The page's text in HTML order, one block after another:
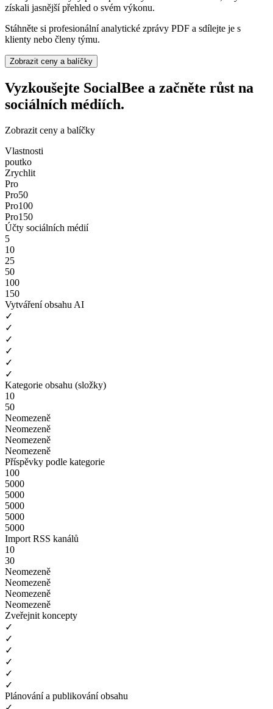
získali jasnější přehled o svém výkonu.
Stáhněte si profesionální analytické zprávy PDF a sdílejte je s
klienty nebo členy týmu.
Zobrazit ceny a balíčky
Vyzkoušejte SocialBee a začněte růst na
sociálních médiích.
Zobrazit ceny a balíčky
Vlastnosti
poutko
Zrychlit
Pro
Pro50
Pro100
Pro150
Účty sociálních médií
5
10
25
50
100
150
Vytváření obsahu AI
✓
✓
✓
✓
✓
✓
Kategorie obsahu (složky)
10
50
Neomezeně
Neomezeně
Neomezeně
Neomezeně
Příspěvky podle kategorie
100
5000
5000
5000
5000
5000
Import RSS kanálů
10
30
Neomezeně
Neomezeně
Neomezeně
Neomezeně
Zveřejnit koncepty
✓
✓
✓
✓
✓
✓
Plánování a publikování obsahu